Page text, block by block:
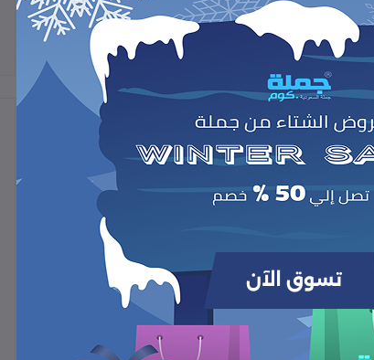
وصف
لتسهيل تتبع شرب الماء والحفاظ على الترطيب الأمثل أثناء
الرياضية